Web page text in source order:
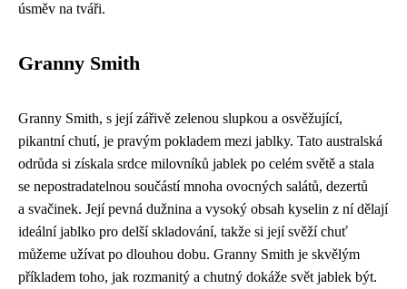
úsměv na tváři.
Granny Smith
Granny Smith, s její zářivě zelenou slupkou a osvěžující,
pikantní chutí, je pravým pokladem mezi jablky. Tato australská
odrůda si získala srdce milovníků jablek po celém světě a stala
se nepostradatelnou součástí mnoha ovocných salátů, dezertů
a svačinek. Její pevná dužnina a vysoký obsah kyselin z ní dělají
ideální jablko pro delší skladování, takže si její svěží chuť
můžeme užívat po dlouhou dobu. Granny Smith je skvělým
příkladem toho, jak rozmanitý a chutný dokáže svět jablek být.